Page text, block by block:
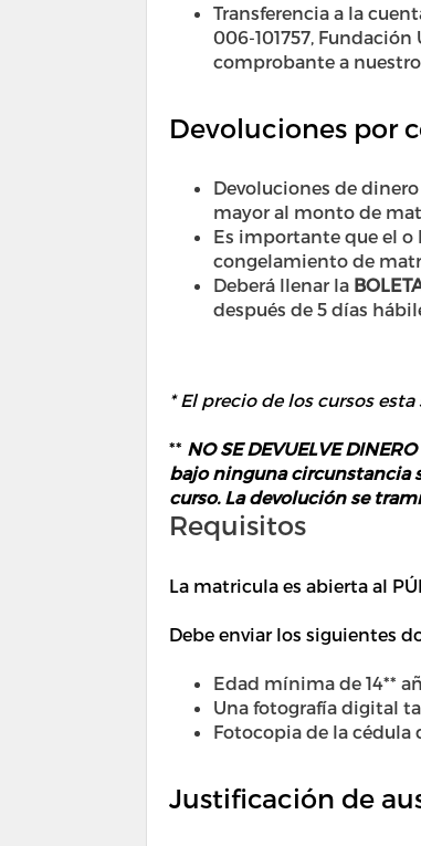
Transferencia a la
006-101757,
comprobante a
Devoluciones por
Devoluciones de
mayor al monto de
Es importante que el o
congelamiento de
Deberá llenar la
después de 5 días
* El precio de los cursos
** NO SE DEVUELVE
bajo ninguna circunstancia
curso. La devolución se
Requisitos
La matricula es abierta al
Debe enviar los siguientes
Edad mínima de 14**
Una fotografía digital
Fotocopia de la cédula
Justificación de